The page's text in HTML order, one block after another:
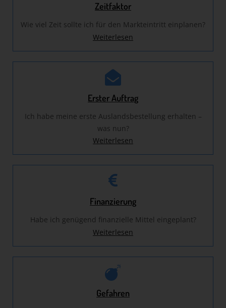
Zeitfaktor
Wie viel Zeit sollte ich für den Markteintritt einplanen?
Weiterlesen
Erster Auftrag
Ich habe meine erste Auslandsbestellung erhalten –
was nun?
Weiterlesen
Finanzierung
Habe ich genügend finanzielle Mittel eingeplant?
Weiterlesen
Gefahren